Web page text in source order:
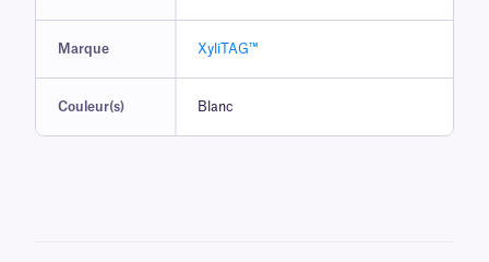
Marque XyliTAG™
Couleur(s) Blanc